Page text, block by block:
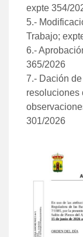
expte 354/
5.-
Trabajo;
6.-
365/2026
7.- Dación
resoluciones
301/2026